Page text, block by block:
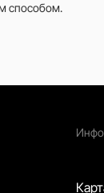
способом.